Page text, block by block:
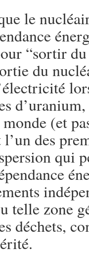
le
“sortir
du
(et
l’un des
qui
telle zone
déchets,